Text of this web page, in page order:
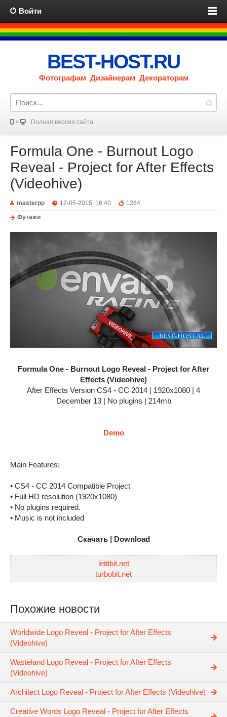
Войти
BEST-HOST.RU
Фотографам Дизайнерам Декораторам
Полная версия сайта
Formula One - Burnout Logo
Reveal - Project for After Effects
(Videohive)
masterpp 12-05-2015, 16:40
1284
Футажи
Formula One - Burnout Logo Reveal - Project for After
Effects (Videohive)
After Effects Version CS4 - CC 2014 | 1920x1080 | 4
December 13 | No plugins | 214mb
Demo
Main Features:
• CS4 - CC 2014 Compatible Project
• Full HD resolution (1920x1080)
• No plugins required.
• Music is not included
Скачать | Download
letitbit.net
turbobit.net
Похожие новости
Worldwide Logo Reveal - Project for After Effects
(Videohive)
Wasteland Logo Reveal - Project for After Effects
(Videohive)
Architect Logo Reveal - Project for After Effects (Videohive)
Creative Words Logo Reveal - Project for After Effects